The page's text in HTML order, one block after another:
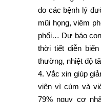
do các bệnh lý
mũi họng, viêm
phổi… Dự báo
thời tiết diễn
thường, nhiệt độ
4. Vắc xin giúp
viện vì cúm và
79% nguy cơ